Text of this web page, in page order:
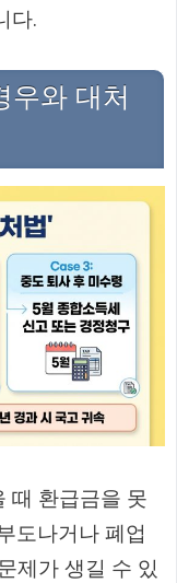
다.
우와 대처
때 환급금을 못
도나거나 폐업
제가 생길 수 있